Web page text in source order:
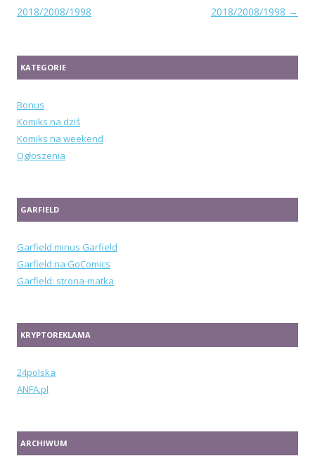
wpisy
2018/2008/1998
2018/2008/1998 →
KATEGORIE
Bonus
Komiks na dziś
Komiks na weekend
Ogłoszenia
GARFIELD
Garfield minus Garfield
Garfield na GoComics
Garfield: strona-matka
KRYPTOREKLAMA
24polska
ANFA.pl
ARCHIWUM